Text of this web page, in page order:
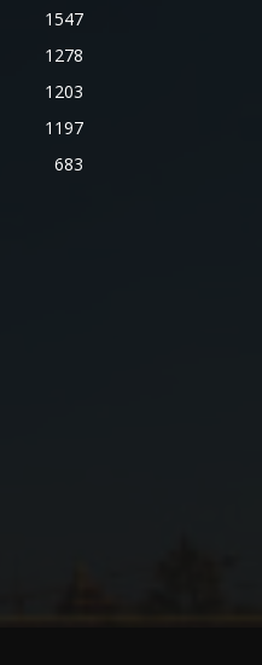
1547
1278
1203
1197
683